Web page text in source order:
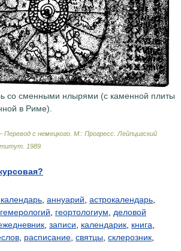
со сменными нлырями (с каменной плиты
в Риме).
с немецкого. М.: Прогресс Лейпцигский
1989
аннуарий астрокалендарь
гемерологий геортологиум
деловой
записи календарик книга
расписание святцы склерозник